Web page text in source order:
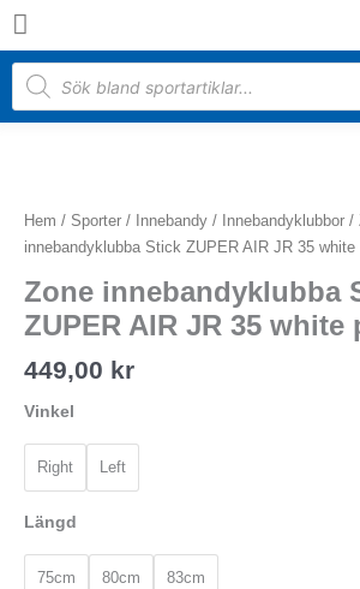
Hoppa
innehåll
Products
search
Hem / Sporter / Innebandy / Innebandyklubbor /
innebandyklubba Stick ZUPER AIR JR 35 white
Zone innebandyklubba
ZUPER AIR JR 35 white
449,00 kr
Vinkel
Right Left
Längd
75cm 80cm 83cm
Stick
ZUPER
JR
35
prizm